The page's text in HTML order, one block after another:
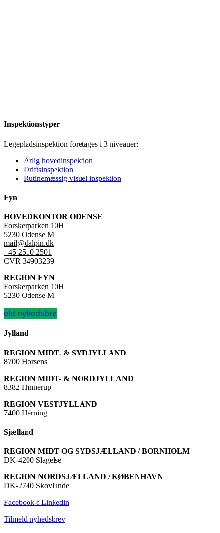
Inspektionstyper
Legepladsinspektion foretages i 3 niveauer:
Årlig hovedinspektion
Driftsinspektion
Rutinemæssig visuel inspektion
Fyn
HOVEDKONTOR ODENSE
Forskerparken 10H
5230 Odense M
mail@dalpin.dk
+45 2510 2501
CVR 34903239
REGION FYN
Forskerparken 10H
5230 Odense M
eld nyhedsbre
Jylland
REGION MIDT- & SYDJYLLAND
8700 Horsens
REGION MIDT- & NORDJYLLAND
8382 Hinnerup
REGION VESTJYLLAND
7400 Herning
Sjælland
REGION MIDT OG SYDSJÆLLAND / BORNHOLM
DK-4200 Slagelse
REGION NORDSJÆLLAND / KØBENHAVN
DK-2740 Skovlunde
Facebook-f Linkedin
Tilmeld nyhedsbrev